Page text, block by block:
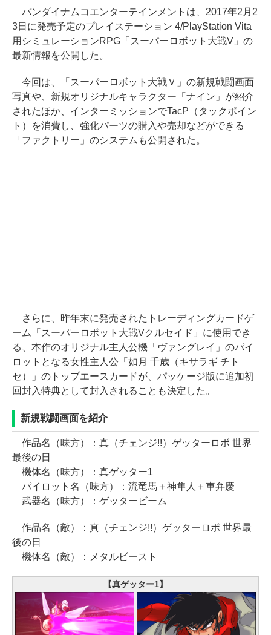
バンダイナムコエンターテインメントは、2017年2月2
3日に発売予定のプレイステーション 4/PlayStation Vita
用シミュレーションRPG「スーパーロボット大戦V」の
最新情報を公開した。
今回は、「スーパーロボット大戦Ｖ」の新規戦闘画面
写真や、新規オリジナルキャラクター「ナイン」が紹介
されたほか、インターミッションでTacP（タックポイン
ト）を消費し、強化パーツの購入や売却などができる
「ファクトリー」のシステムも公開された。
さらに、昨年末に発売されたトレーディングカードゲ
ーム「スーパーロボット大戦Vクルセイド」に使用でき
る、本作のオリジナル主人公機「ヴァングレイ」のパイ
ロットとなる女性主人公「如月 千歳（キサラギ チト
セ）」のトップエースカードが、パッケージ版に追加初
回封入特典として封入されることも決定した。
新規戦闘画面を紹介
作品名（味方）：真（チェンジ!!）ゲッターロボ 世界
最後の日
機体名（味方）：真ゲッター1
パイロット名（味方）：流竜馬＋神隼人＋車弁慶
武器名（味方）：ゲッタービーム
作品名（敵）：真（チェンジ!!）ゲッターロボ 世界最
後の日
機体名（敵）：メタルビースト
【真ゲッター1】